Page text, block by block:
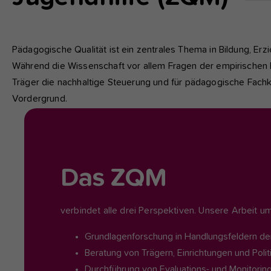
Pädagogische Qualität ist ein zentrales Thema in Bildung,
Während die Wissenschaft vor allem Fragen der
Träger die nachhaltige Steuerung und für pädagogische
Vordergrund.
Das ZQM
verbindet alle drei Perspektiven. Unsere Arbeit
Grundlagenforschung in Handlungsfeldern
Beratung von Trägern, Einrichtungen und
Durchführung von Evaluations- und